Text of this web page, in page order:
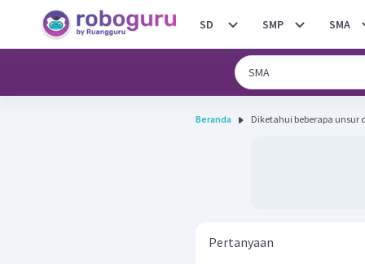
SD SMP SMA
Beranda Diketahui beberapa unsur
Pertanyaan